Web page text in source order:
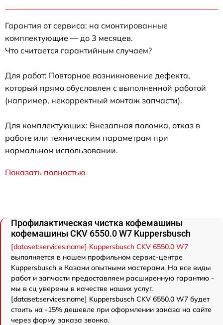
Гарантия от сервиса: на смонтированные
комплектующие — до 3 месяцев.
Что считается гарантийным случаем?
Для работ: Повторное возникновение дефекта,
который прямо обусловлен с выполненной работой
(например, некорректный монтаж запчасти).
Для комплектующих: Внезапная поломка, отказ в
работе или техническим параметрам при
нормальном использовании.
Показать полностью
Профилактическая чистка кофемашины
кофемашины CKV 6550.0 W7 Kuppersbusch
[dataset:services:name] Kuppersbusch CKV 6550.0 W7
выполняется в нашем профильном сервис-центре
Kuppersbusch в Казани опытными мастерами. На все виды
работ и запчасти предоставляем расширенную гарантию -
мы в сц уверены в качестве наших услуг.
[dataset:services:name] Kuppersbusch CKV 6550.0 W7 будет
стоить на -15% дешевле при оформлении заказа на сайте
через форму заказа звонка.